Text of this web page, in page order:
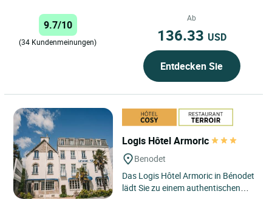
9.7/10
(34 Kundenmeinungen)
Ab
136.33 USD
Entdecken Sie
Logis Hôtel Armoric
Benodet
Das Logis Hôtel Armoric in Bénodet
lädt Sie zu einem authentischen